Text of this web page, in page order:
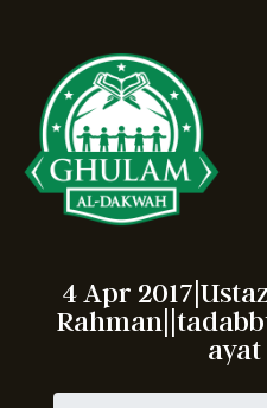
4 Apr
ayat